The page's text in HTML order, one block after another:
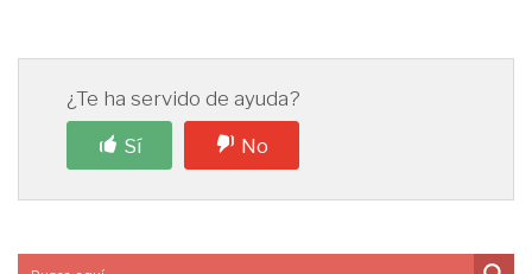
¿Te ha servido de ayuda?
Sí
No